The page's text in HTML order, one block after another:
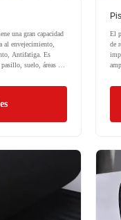
una gran capacidad
al envejecimiento,
Antifatiga. Es
suelo, áreas de
El
de